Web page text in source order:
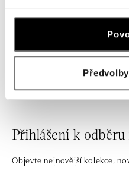
Luxusní butik ALOve Nový
prostoru v 1. patře
vedoucích do foodcourtu.
Přihlášení k
Objevte nejnovější kolekce,